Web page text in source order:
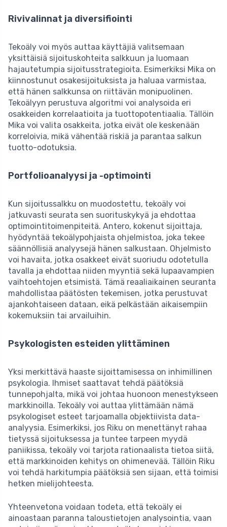
Rivivalinnat ja diversifiointi
Tekoäly voi myös auttaa käyttäjiä valitsemaan
yksittäisiä sijoituskohteita salkkuun ja luomaan
hajautetumpia sijoitusstrategioita. Esimerkiksi Mika on
kiinnostunut osakesijoituksista ja haluaa varmistaa,
että hänen salkkunsa on riittävän monipuolinen.
Tekoälyyn perustuva algoritmi voi analysoida eri
osakkeiden korrelaatioita ja tuottopotentiaalia. Tällöin
Mika voi valita osakkeita, jotka eivät ole keskenään
korreloivia, mikä vähentää riskiä ja parantaa salkun
tuotto-odotuksia.
Portfolioanalyysi ja -optimointi
Kun sijoitussalkku on muodostettu, tekoäly voi
jatkuvasti seurata sen suorituskykyä ja ehdottaa
optimointitoimenpiteitä. Antero, kokenut sijoittaja,
hyödyntää tekoälypohjaista ohjelmistoa, joka tekee
säännöllisiä analyysejä hänen salkustaan. Ohjelmisto
voi havaita, jotka osakkeet eivät suoriudu odotetulla
tavalla ja ehdottaa niiden myyntiä sekä lupaavampien
vaihtoehtojen etsimistä. Tämä reaaliaikainen seuranta
mahdollistaa päätösten tekemisen, jotka perustuvat
ajankohtaiseen dataan, eikä pelkästään aikaisempiin
kokemuksiin tai arvailuihin.
Psykologisten esteiden ylittäminen
Yksi merkittävä haaste sijoittamisessa on inhimillinen
psykologia. Ihmiset saattavat tehdä päätöksiä
tunnepohjalta, mikä voi johtaa huonoon menestykseen
markkinoilla. Tekoäly voi auttaa ylittämään nämä
psykologiset esteet tarjoamalla objektiivista data-
analyysia. Esimerkiksi, jos Riku on menettänyt rahaa
tietyssä sijoituksessa ja tuntee tarpeen myydä
paniikissa, tekoäly voi tarjota rationaalista tietoa siitä,
että markkinoiden kehitys on ohimenevää. Tällöin Riku
voi tehdä harkitumpia päätöksiä sen sijaan, että toimisi
hetken mielijohteesta.
Yhteenvetona voidaan todeta, että tekoäly ei
ainoastaan paranna taloustietojen analysointia, vaan